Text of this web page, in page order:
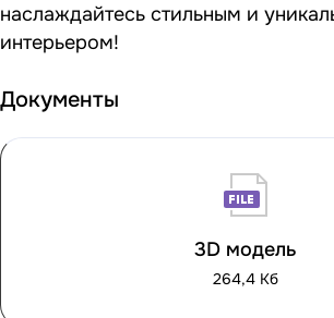
наслаждайтесь стильным и
интерьером!
Документы
3D модель
264,4 Кб